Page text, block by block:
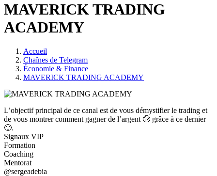
MAVERICK TRADING
ACADEMY
Accueil
Chaînes de Telegram
Économie & Finance
MAVERICK TRADING ACADEMY
L’objectif principal de ce canal est de vous démystifier le trading et
de vous montrer comment gagner de l’argent 🤑 grâce à ce dernier
🙂.
Signaux VIP
Formation
Coaching
Mentorat
@sergeadebia